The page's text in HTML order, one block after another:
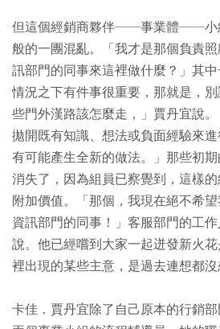
但這個經銷商夥伴──事業體──小
般的一團混亂。「我才是那個負責
訊部門的同事來這裡做什麼？」其
情況之下有件事很重要，那就是，
些門外漢路該怎麼走，」賈丹宜說
拋開既有知識、想法或負面經驗來
有可能產生全新的做法。」那些初
消失了，因為組員已察覺到，這樣
附加價值。「那個，我現在絕不希
資訊部門的同事！」客服部門的工
說。他已經嚐到大家一起迸發新火
裡出現的某些主意，是過去連想都沒
卡佳．賈丹宜除了自己原本的行銷